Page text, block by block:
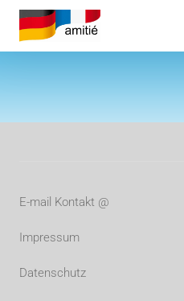
Amitie Tirschenreuth
E-mail Kontakt @
Impressum
Datenschutz